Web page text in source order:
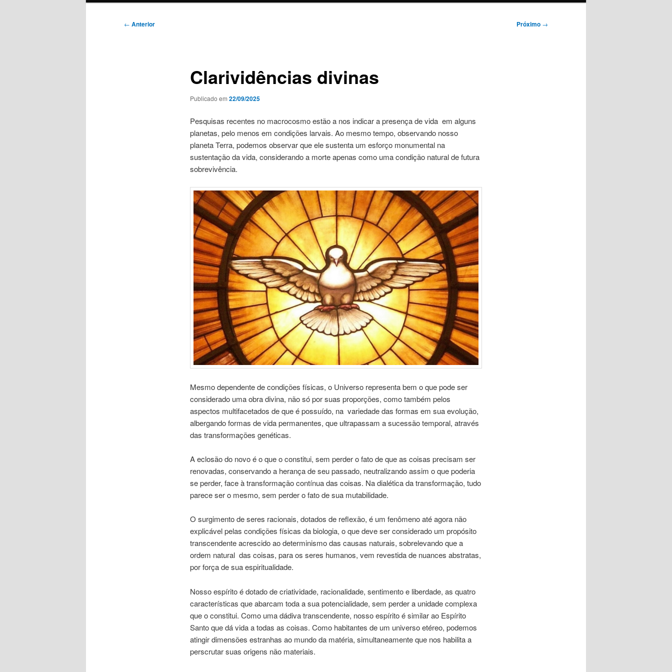
Navegação
← Anterior Próximo →
Clarividências divinas
Publicado em 22/09/2025
Pesquisas recentes no macrocosmo estão a nos indicar a presença de vida em alguns
planetas, pelo menos em condições larvais. Ao mesmo tempo, observando nosso
planeta Terra, podemos observar que ele sustenta um esforço monumental na
sustentação da vida, considerando a morte apenas como uma condição natural de futura
sobrevivência.
Mesmo dependente de condições físicas, o Universo representa bem o que pode ser
considerado uma obra divina, não só por suas proporções, como também pelos
aspectos multifacetados de que é possuído, na variedade das formas em sua evolução,
albergando formas de vida permanentes, que ultrapassam a sucessão temporal, através
das transformações genéticas.
A eclosão do novo é o que o constitui, sem perder o fato de que as coisas precisam ser
renovadas, conservando a herança de seu passado, neutralizando assim o que poderia
se perder, face à transformação contínua das coisas. Na dialética da transformação, tudo
parece ser o mesmo, sem perder o fato de sua mutabilidade.
O surgimento de seres racionais, dotados de reflexão, é um fenômeno até agora não
explicável pelas condições físicas da biologia, o que deve ser considerado um propósito
transcendente acrescido ao determinismo das causas naturais, sobrelevando que a
ordem natural das coisas, para os seres humanos, vem revestida de nuances abstratas,
por força de sua espiritualidade.
Nosso espírito é dotado de criatividade, racionalidade, sentimento e liberdade, as quatro
características que abarcam toda a sua potencialidade, sem perder a unidade complexa
que o constitui. Como uma dádiva transcendente, nosso espírito é similar ao Espírito
Santo que dá vida a todas as coisas. Como habitantes de um universo etéreo, podemos
atingir dimensões estranhas ao mundo da matéria, simultaneamente que nos habilita a
perscrutar suas origens não materiais.